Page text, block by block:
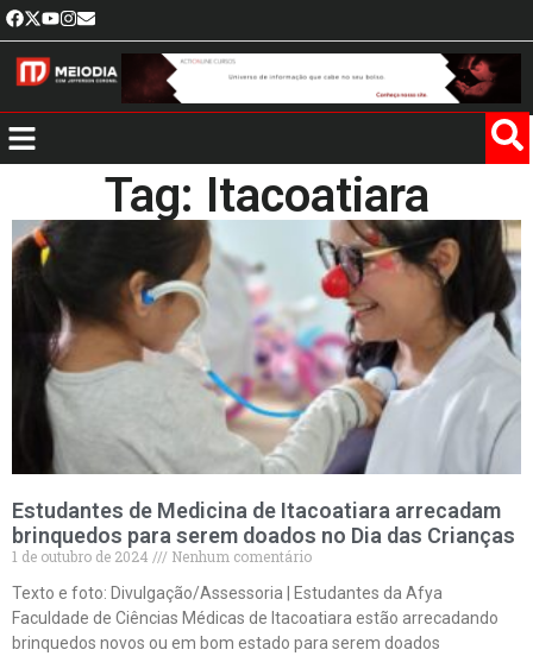
Tag: Itacoatiara
Estudantes de Medicina de Itacoatiara arrecadam
brinquedos para serem doados no Dia das Crianças
1 de outubro de 2024
Nenhum comentário
Texto e foto: Divulgação/Assessoria | Estudantes da Afya
Faculdade de Ciências Médicas de Itacoatiara estão arrecadando
brinquedos novos ou em bom estado para serem doados